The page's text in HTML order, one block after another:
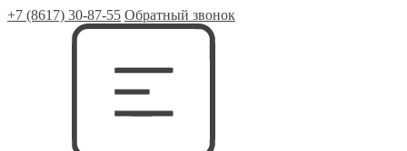
+7 (8617) 30-87-55 Обратный звонок